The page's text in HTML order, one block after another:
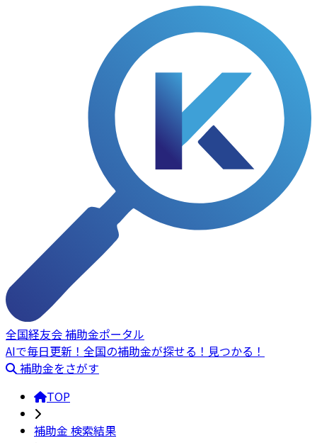
全国経友会 補助金ポータル
AIで毎日更新！全国の補助金が探せる！見つかる！
補助金をさがす
TOP
補助金 検索結果